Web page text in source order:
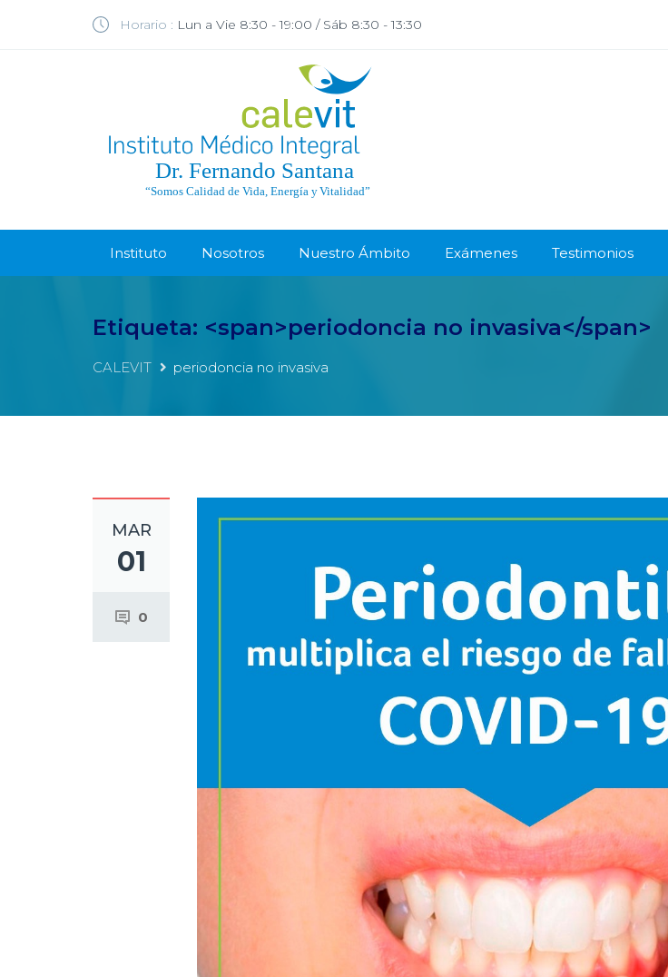
Horario : Lun a Vie 8:30 - 19:00 / Sáb 8:30 - 13:30
Instituto Nosotros Nuestro Ámbito Exámenes Testimonios
Etiqueta: <span>periodoncia no invasiva</span>
CALEVIT periodoncia no invasiva
MAR
01
0